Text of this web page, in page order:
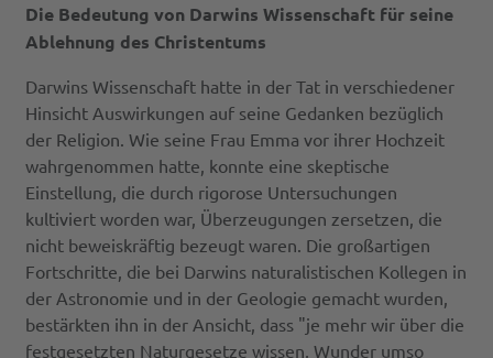
Die Bedeutung von Darwins Wissenschaft für seine
Ablehnung des Christentums
Darwins Wissenschaft hatte in der Tat in verschiedener
Hinsicht Auswirkungen auf seine Gedanken bezüglich
der Religion. Wie seine Frau Emma vor ihrer Hochzeit
wahrgenommen hatte, konnte eine skeptische
Einstellung, die durch rigorose Untersuchungen
kultiviert worden war, Überzeugungen zersetzen, die
nicht beweiskräftig bezeugt waren. Die großartigen
Fortschritte, die bei Darwins naturalistischen Kollegen in
der Astronomie und in der Geologie gemacht wurden,
bestärkten ihn in der Ansicht, dass "je mehr wir über die
festgesetzten Naturgesetze wissen, Wunder umso